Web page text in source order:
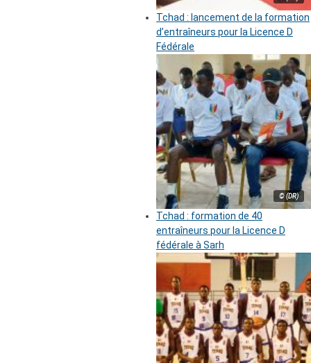
Tchad : lancement de la formation
d’entraîneurs pour la Licence D
Fédérale
© (DR)
Tchad : formation de 40
entraîneurs pour la Licence D
fédérale à Sarh